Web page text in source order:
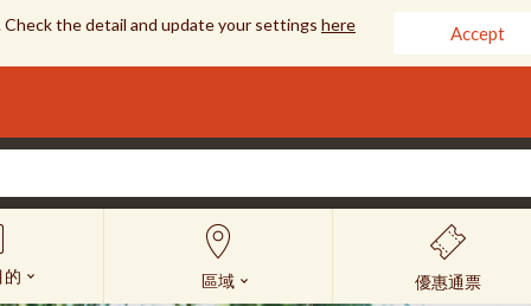
the detail and update your settings here Accept
的 區域 優惠通票